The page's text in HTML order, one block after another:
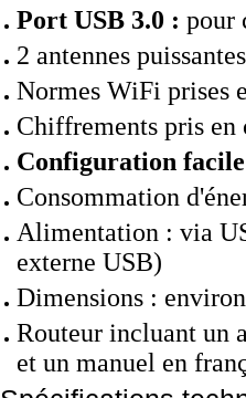
Port USB 3.0 : pour
2 antennes
Normes WiFi prises
Chiffrements pris en
Configuration facile
Consommation
Alimentation : via
externe USB)
Dimensions :
Routeur incluant un
et un manuel en